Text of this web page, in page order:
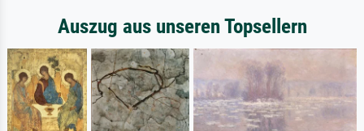
Auszug aus unseren Topsellern